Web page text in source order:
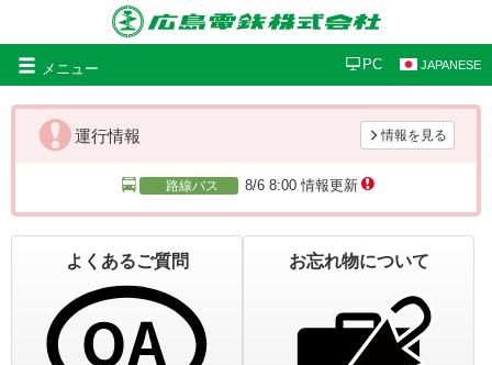
グ
ロ
ー
バ
ル
ゲ
ー
シ
ン
メニュー PC JAPANESE
運行情報
路線バス 8/6 8:00 情報更新
情報を見る
よくあるご質問 お忘れ物について